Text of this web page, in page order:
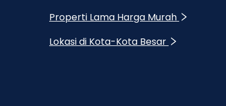
Properti Lama Harga Murah
Lokasi di Kota-Kota Besar